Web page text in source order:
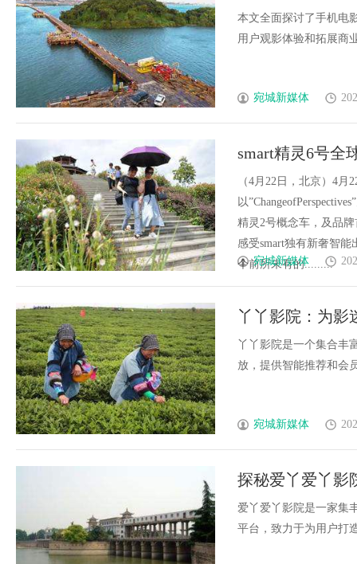
本文全面探讨了手机电
用户观影体验和拓展商
宛城新媒体
smart精灵6号全
（4月22日，北京）4
以
精灵2号概念车，及品
感受smart独有新奢智
个前所未有的.........
宛城新媒体
丫丫影院：为影
丫丫影院是一个集合丰
放，提供智能推荐和会
宛城新媒体
探秘爱丫爱丫影
爱丫爱丫影院是一家集
平台，致力于为用户打